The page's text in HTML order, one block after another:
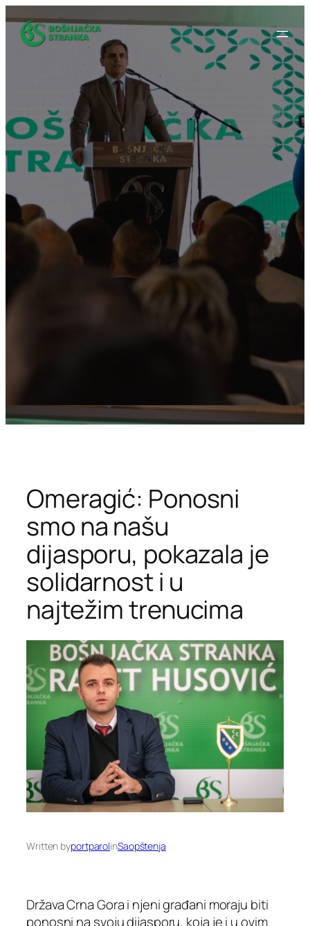
sadržaj
Omeragić: Ponosni
smo na našu
dijasporu, pokazala je
solidarnost i u
najtežim trenucima
Written byportparolinSaopštenja
Država Crna Gora i njeni građani moraju biti
ponosni na svoju dijasporu, koja je i u ovim